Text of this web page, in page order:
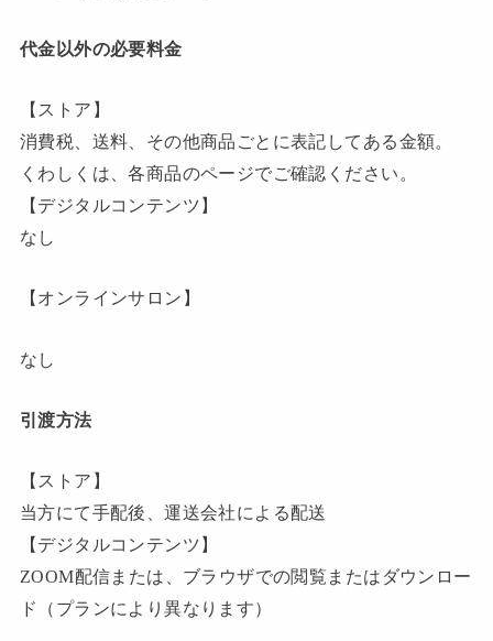
代金以外の必要料金
【ストア】
消費税、送料、その他商品ごとに表記してある金額。
くわしくは、各商品のページでご確認ください。
【デジタルコンテンツ】
なし
【オンラインサロン】
なし
引渡方法
【ストア】
当方にて手配後、運送会社による配送
【デジタルコンテンツ】
ZOOM配信または、ブラウザでの閲覧またはダウンロー
ド（プランにより異なります）